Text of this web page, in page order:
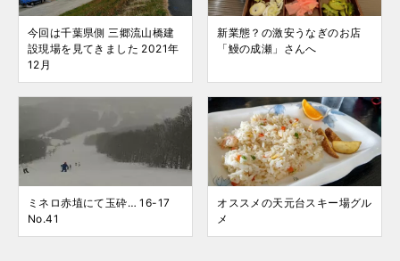
今回は千葉県側 三郷流山橋建
設現場を見てきました 2021年
12月
新業態？の激安うなぎのお店
「鰻の成瀬」さんへ
ミネロ赤埴にて玉砕… 16-17
No.41
オススメの天元台スキー場グル
メ